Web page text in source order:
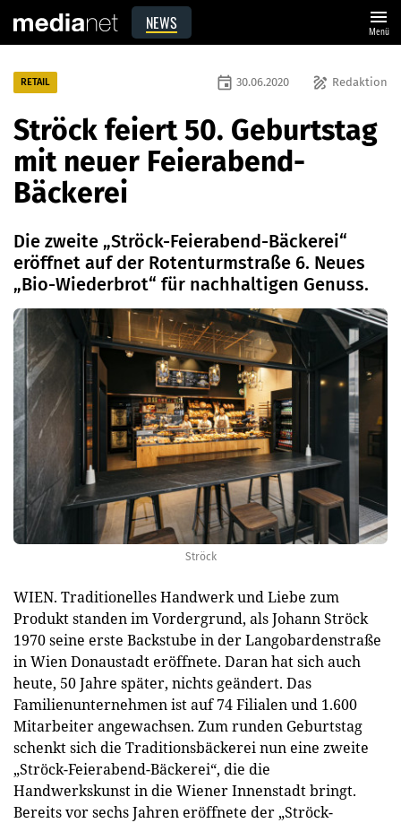
NEWS menu
Menü
Ströck
RETAIL draw Redaktion
event 30.06.2020
Ströck feiert 50. Geburtstag
mit neuer Feierabend-
Bäckerei
Die zweite „Ströck-Feierabend-Bäckerei“
eröffnet auf der Rotenturmstraße 6. Neues
„Bio-Wiederbrot“ für nachhaltigen Genuss.
WIEN. Traditionelles Handwerk und Liebe zum
Produkt standen im Vordergrund, als Johann Ströck
1970 seine erste Backstube in der Langobardenstraße
in Wien Donaustadt eröffnete. Daran hat sich auch
heute, 50 Jahre später, nichts geändert. Das
Familienunternehmen ist auf 74 Filialen und 1.600
Mitarbeiter angewachsen. Zum runden Geburtstag
schenkt sich die Traditionsbäckerei nun eine zweite
„Ströck-Feierabend-Bäckerei“, die die
Handwerkskunst in die Wiener Innenstadt bringt.
Bereits vor sechs Jahren eröffnete der „Ströck-